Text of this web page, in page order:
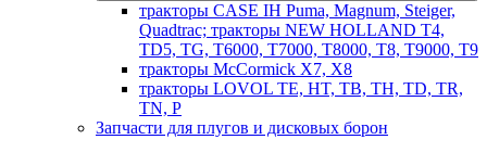
тракторы CASE IH Puma, Magnum, Steiger,
Quadtrac; тракторы NEW HOLLAND T4,
TD5, TG, T6000, T7000, T8000, T8, T9000, T9
тракторы McCormick X7, X8
тракторы LOVOL TE, HT, TB, TH, TD, TR,
TN, P
Запчасти для плугов и дисковых борон